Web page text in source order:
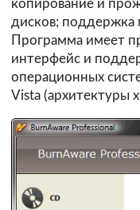
копирование и
дисков; поддержка
Программа имеет
интерфейс и
операционных
Vista (архитектуры